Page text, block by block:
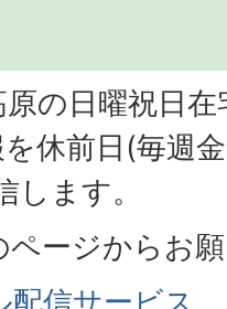
の日曜祝日
休前日(毎週
ます。
ページからお